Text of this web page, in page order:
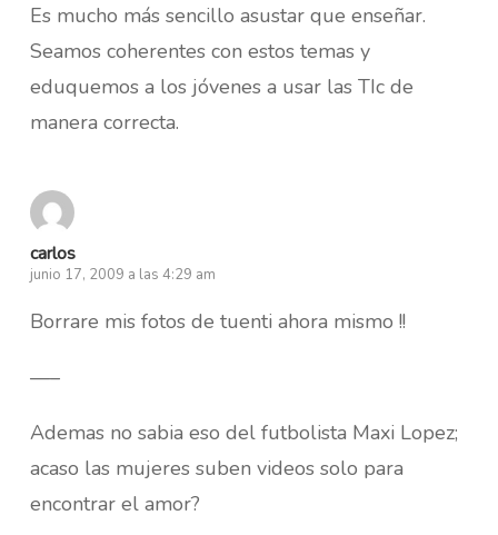
Es mucho más sencillo asustar que enseñar.
Seamos coherentes con estos temas y
eduquemos a los jóvenes a usar las TIc de
manera correcta.
carlos
junio 17, 2009 a las 4:29 am
Borrare mis fotos de tuenti ahora mismo !!
—–
Ademas no sabia eso del futbolista Maxi Lopez;
acaso las mujeres suben videos solo para
encontrar el amor?